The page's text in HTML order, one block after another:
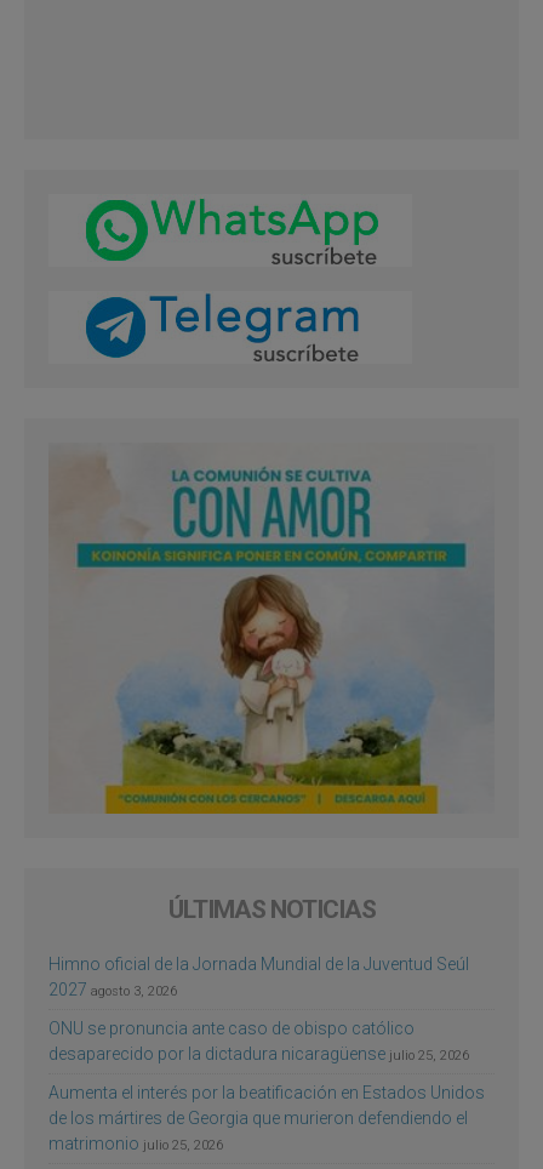
ÚLTIMAS NOTICIAS
Himno oficial de la Jornada Mundial de la Juventud Seúl
2027 agosto 3, 2026
ONU se pronuncia ante caso de obispo católico
desaparecido por la dictadura nicaragüense julio 25, 2026
Aumenta el interés por la beatificación en Estados Unidos
de los mártires de Georgia que murieron defendiendo el
matrimonio julio 25, 2026